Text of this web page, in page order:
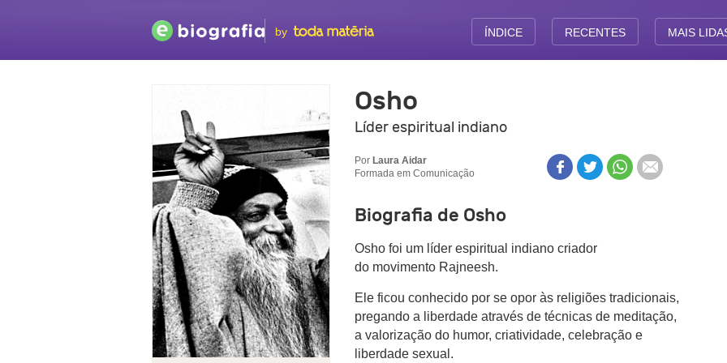
by ÍNDICE RECENTES MAIS
Osho
Líder espiritual indiano
Por Laura Aidar
Formada em Comunicação
Biografia de Osho
Osho foi um líder espiritual indiano criador
do movimento Rajneesh.
Ele ficou conhecido por se opor às religiões tradicionais,
pregando a liberdade através de técnicas de meditação,
a valorização do humor, criatividade, celebração e
liberdade sexual.